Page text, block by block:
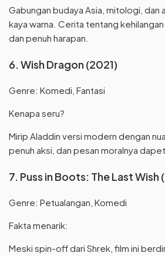
Gabungan budaya Asia, mitologi, dan
kaya warna. Cerita tentang
dan penuh harapan.
6. Wish Dragon (2021)
Genre: Komedi, Fantasi
Kenapa seru?
Mirip Aladdin versi modern dengan
penuh aksi, dan pesan moralnya
7. Puss in Boots: The Last Wish
Genre: Petualangan, Komedi
Fakta menarik:
Meski spin-off dari Shrek, film ini